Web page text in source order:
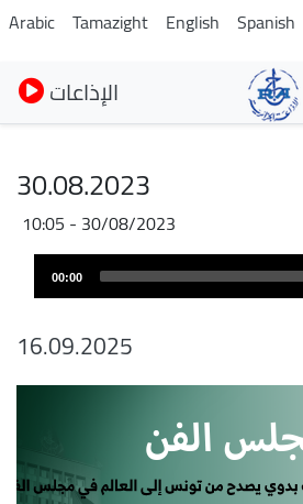
Pasar
al
contenido
principal
Arabic Tamazight English Spanish
الإذاعات
30.08.2023
30/08/2023 - 10:05
00:00
16.09.2025